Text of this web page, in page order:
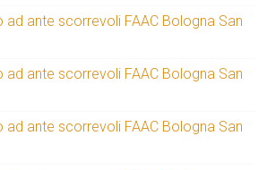
ad ante scorrevoli FAAC Bologna San
ad ante scorrevoli FAAC Bologna San
ad ante scorrevoli FAAC Bologna San